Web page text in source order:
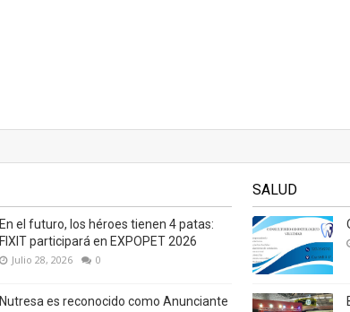
En el futuro, los héroes tienen 4 patas:
FIXIT participará en EXPOPET 2026
Julio 28, 2026 0
Nutresa es reconocido como Anunciante
SALUD